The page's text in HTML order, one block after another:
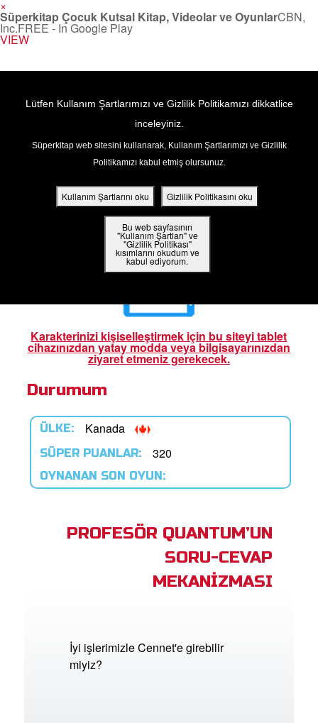
×
Süperkitap Çocuk Kutsal Kitap, Videolar ve OyunlarCBN,
Inc.FREE - In Google Play
VIEW
Lütfen Kullanım Şartlarımızı ve Gizlilik Politikamızı dikkatlice
inceleyiniz.
Süperkitap web sitesini kullanarak, Kullanım Şartlarımızı ve Gizlilik
Politikamızı kabul etmiş olursunuz.
Kullanım Şartlarını oku Gizlilik Politikasını oku
Bu web sayfasının
"Kullanım Şartları" ve
"Gizlilik Politikası"
kısımlarını okudum ve
kabul ediyorum.
İndirin!
Karakterinizi kişiselleştirmek için bu siteyi tablet
cihazınızdan yatay modda veya bilgisayarınızdan
ziyaret etmeniz gerekecek.
Durumum
ÜLKE: Kanada
SÜPER PUANLAR: 320
OYNANAN SON OYUN:
PROFESÖR QUANTUM’UN
SORU-CEVAP
MEKANİZMASI
İyi işlerimizle Cennet'e girebilir
miyiz?